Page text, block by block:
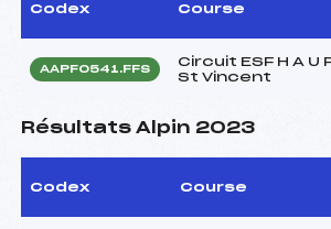
Codex Course
AAPF0541.FFS
Circuit ESF H A U
St Vincent
Résultats Alpin 2023
Codex Course